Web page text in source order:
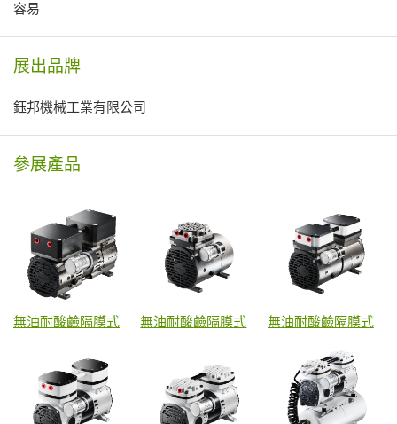
容易
展出品牌
鈺邦機械工業有限公司
參展產品
無油耐酸鹼隔膜式真空泵浦 無油耐酸鹼隔膜式真空泵浦 無油耐酸鹼隔膜式真空泵浦